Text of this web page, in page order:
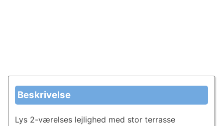
Beskrivelse
Lys 2-værelses lejlighed med stor terrasse